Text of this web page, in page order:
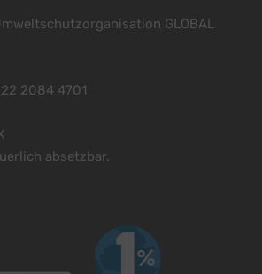
GLOBAL
2084 4701
absetzbar.